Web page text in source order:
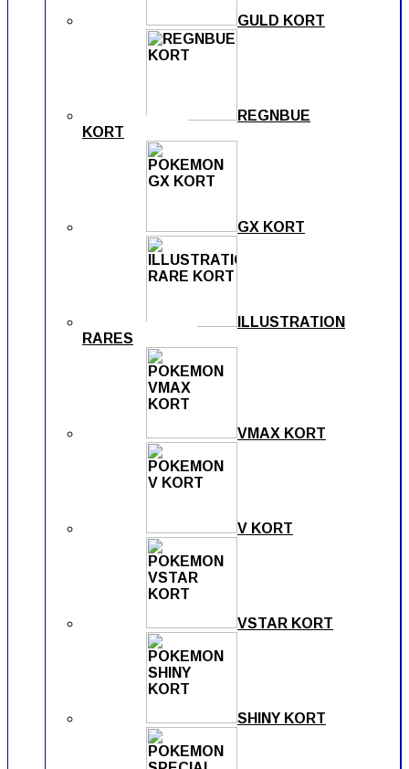
GULD KORT
REGNBUE
KORT
GX KORT
ILLUSTRATION
RARES
VMAX KORT
V KORT
VSTAR KORT
SHINY KORT